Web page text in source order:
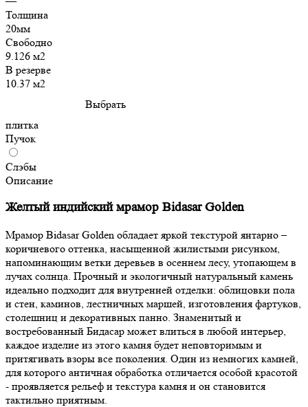
Толщина
20мм
Свободно
9.126 м2
В резерве
10.37 м2
Выбрать
плитка
Пучок
Слэбы
Описание
Желтый индийский мрамор Bidasar Golden
Мрамор Bidasar Golden обладает яркой текстурой янтарно –
коричневого оттенка, насыщенной жилистыми рисунком,
напоминающим ветки деревьев в осеннем лесу, утопающем в
лучах солнца. Прочный и экологичный натуральный камень
идеально подходит для внутренней отделки: облицовки пола
и стен, каминов, лестничных маршей, изготовления фартуков,
столешниц и декоративных панно. Знаменитый и
востребованный Бидасар может влиться в любой интерьер,
каждое изделие из этого камня будет неповторимым и
притягивать взоры все поколения. Один из немногих камней,
для которого античная обработка отличается особой красотой
- проявляется рельеф и текстура камня и он становится
тактильно приятным.